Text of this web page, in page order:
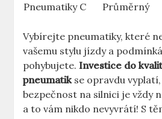
Pneumatiky C
Průměrný
Vybírejte pneumatiky, které
vašemu stylu jízdy a
pohybujete.Investice do
pneumatikse opravdu
bezpečnost na silnici je vždy
a to vám nikdo nevyvrátí! S